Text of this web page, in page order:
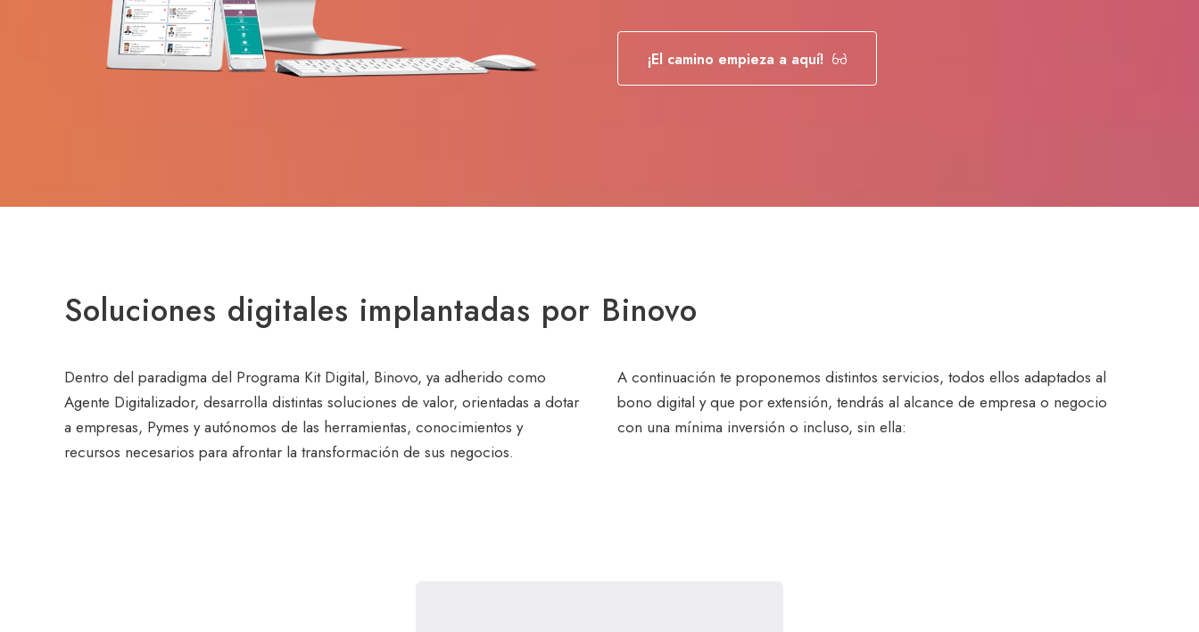
¡El camino empieza a aquí!
Soluciones digitales implantadas por Binovo
Dentro del paradigma del Programa Kit Digital, Binovo, ya adherido como
Agente Digitalizador, desarrolla distintas soluciones de valor, orientadas a dotar
a empresas, Pymes y autónomos de las herramientas, conocimientos y
recursos necesarios para afrontar la transformación de sus negocios.
A continuación te proponemos distintos servicios, todos ellos adaptados al
bono digital y que por extensión, tendrás al alcance de empresa o negocio
con una mínima inversión o incluso, sin ella: